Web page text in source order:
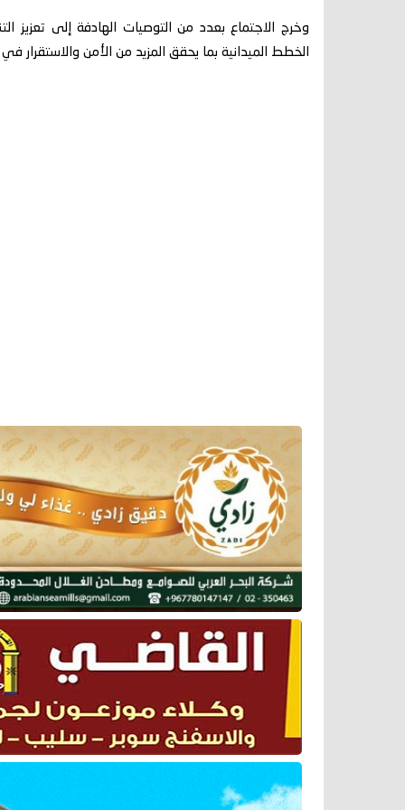
وخرج الاجتماع بعدد من التوصيات الهادفة إلى تعزيز
الخطط الميدانية بما يحقق المزيد من الأمن والاستقرار